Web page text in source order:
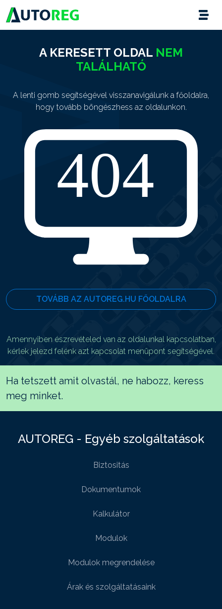
A KERESETT OLDAL NEM
TALÁLHATÓ
A lenti gomb segítségével visszanavigálunk a főoldalra,
hogy tovább böngészhess az oldalunkon.
TOVÁBB AZ AUTOREG.HU FŐOLDALRA
Amennyiben észrevételed van az oldalunkal kapcsolatban,
kérlek jelezd felénk azt kapcsolat menüpont segítségével.
Ha tetszett amit olvastál, ne habozz, keress
meg minket.
AUTOREG - Egyéb szolgáltatások
Biztositás
Dokumentumok
Kalkulátor
Modulok
Modulok megrendelése
Árak és szolgáltatásaink